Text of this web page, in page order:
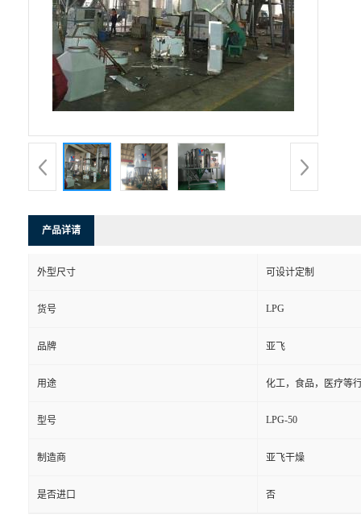
产品详请
外型尺寸 可设计定制
货号 LPG
品牌 亚飞
用途 化工，食品，医疗等
型号 LPG-50
制造商 亚飞干燥
是否进口 否